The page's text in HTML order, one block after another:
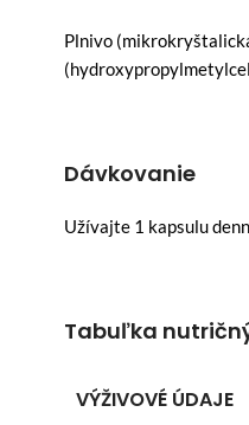
Plnivo
Dávkovanie
Užívajte 1 kapsulu
Tabuľka
VÝŽIVOVÉ ÚDAJE